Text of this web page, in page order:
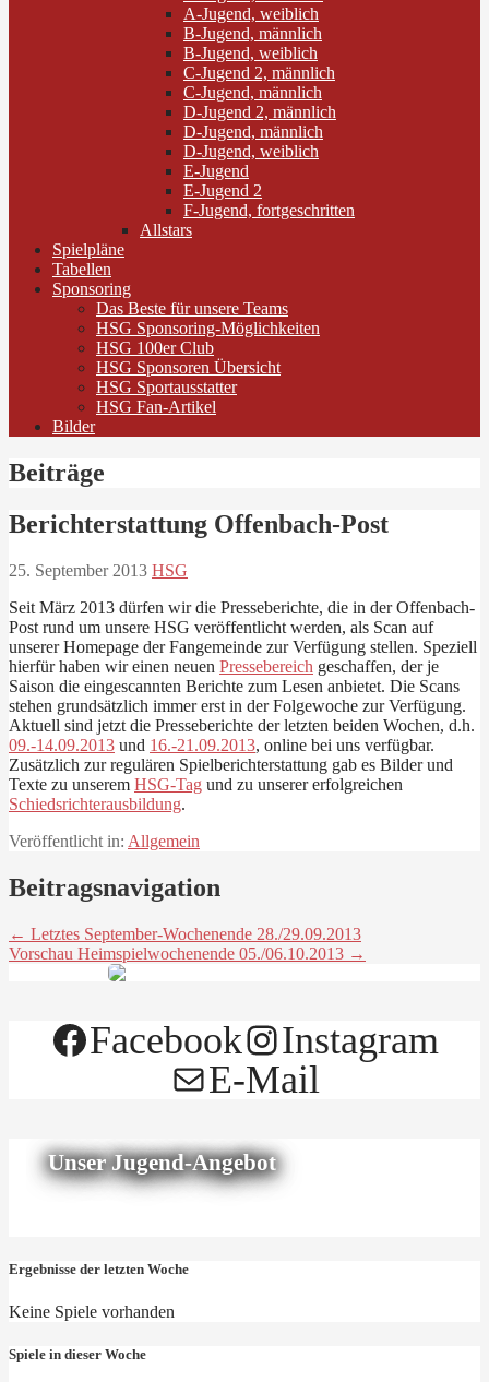
A-Jugend, weiblich
B-Jugend, männlich
B-Jugend, weiblich
C-Jugend 2, männlich
C-Jugend, männlich
D-Jugend 2, männlich
D-Jugend, männlich
D-Jugend, weiblich
E-Jugend
E-Jugend 2
F-Jugend, fortgeschritten
Allstars
Spielpläne
Tabellen
Sponsoring
Das Beste für unsere Teams
HSG Sponsoring-Möglichkeiten
HSG 100er Club
HSG Sponsoren Übersicht
HSG Sportausstatter
HSG Fan-Artikel
Bilder
Beiträge
Berichterstattung Offenbach-Post
25. September 2013 HSG
Seit März 2013 dürfen wir die Presseberichte, die in der Offenbach-
Post rund um unsere HSG veröffentlicht werden, als Scan auf
unserer Homepage der Fangemeinde zur Verfügung stellen. Speziell
hierfür haben wir einen neuen Pressebereich geschaffen, der je
Saison die eingescannten Berichte zum Lesen anbietet. Die Scans
stehen grundsätzlich immer erst in der Folgewoche zur Verfügung.
Aktuell sind jetzt die Presseberichte der letzten beiden Wochen, d.h.
09.-14.09.2013 und 16.-21.09.2013, online bei uns verfügbar.
Zusätzlich zur regulären Spielberichterstattung gab es Bilder und
Texte zu unserem HSG-Tag und zu unserer erfolgreichen
Schiedsrichterausbildung.
Veröffentlicht in: Allgemein
Beitragsnavigation
← Letztes September-Wochenende 28./29.09.2013
Vorschau Heimspielwochenende 05./06.10.2013 →
Facebook
Instagram
E-Mail
Unser Jugend-Angebot
Ergebnisse der letzten Woche
Keine Spiele vorhanden
Spiele in dieser Woche